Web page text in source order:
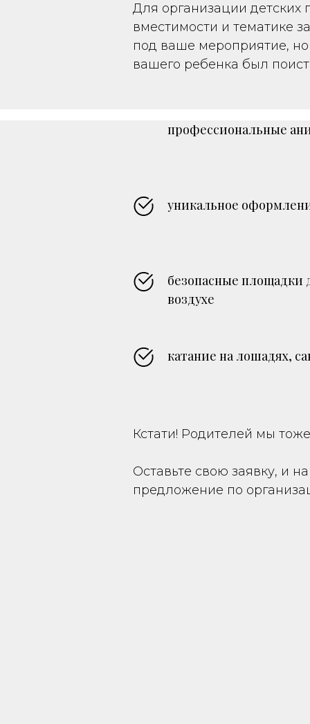
Для организации детских
вместимости и тематике
под ваше мероприятие,
вашего ребенка был
профессиональные
уникальное
безопасные площадки
воздухе
катание на лошадях,
Кстати! Родителей мы
Оставьте свою заявку, и
предложение по